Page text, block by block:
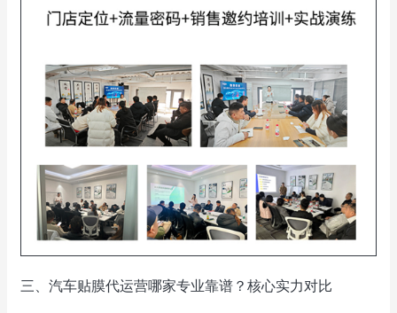
三、汽车贴膜代运营哪家专业靠谱？核心实力对比